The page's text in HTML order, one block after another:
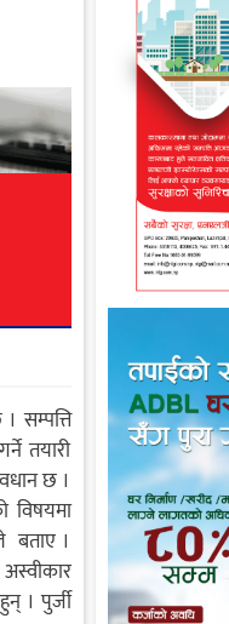
सम्पत्ति
तयारी
छ ।
विषयमा
बताए ।
। पुर्जी